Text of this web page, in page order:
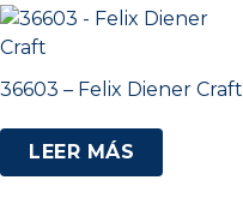
36603 – Felix Diener Craft
LEER MÁS